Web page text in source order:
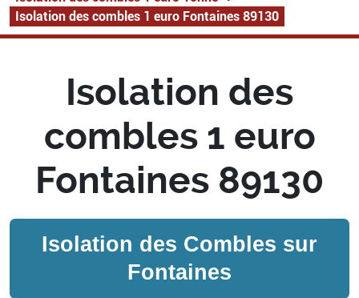
Isolation des combles 1 euro Fontaines 89130
Isolation des
combles 1 euro
Fontaines 89130
Isolation des Combles sur
Fontaines